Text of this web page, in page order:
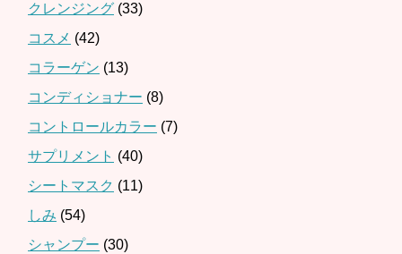
クレンジング (33)
コスメ (42)
コラーゲン (13)
コンディショナー (8)
コントロールカラー (7)
サプリメント (40)
シートマスク (11)
しみ (54)
シャンプー (30)